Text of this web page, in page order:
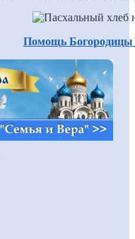
Помощь Богородицы